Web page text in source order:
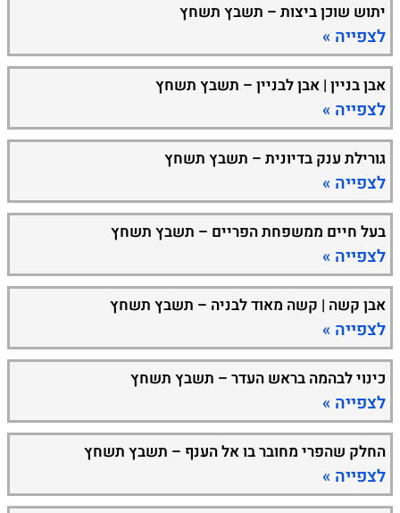
יתוש שוכן ביצות – תשבץ תשחץ
לצפייה »
אבן בניין | אבן לבניין – תשבץ תשחץ
לצפייה »
גורילת ענק בדיונית – תשבץ תשחץ
לצפייה »
בעל חיים ממשפחת הפריים – תשבץ תשחץ
לצפייה »
אבן קשה | קשה מאוד לבניה – תשבץ תשחץ
לצפייה »
כינוי לבהמה בראש העדר – תשבץ תשחץ
לצפייה »
החלק שהפרי מחובר בו אל הענף – תשבץ תשחץ
לצפייה »